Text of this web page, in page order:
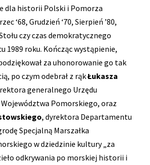
dla historii Polski i Pomorza
‘68, Grudzień ‘70, Sierpień ’80,
czy czas demokratycznego
1989 roku. Kończąc wystąpienie,
za uhonorowanie go tak
po czym odebrał z rąkŁukasza
generalnego Urzędu
Województwa Pomorskiego, oraz
, dyrektora Departamentu
Specjalną Marszałka
w dziedzinie kultury „za
odkrywania po morskiej historii i